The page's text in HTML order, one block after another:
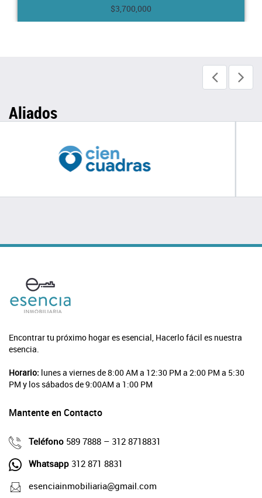
$3,700,000
Aliados
Encontrar tu próximo hogar es esencial, Hacerlo fácil es nuestra
esencia.
Horario: lunes a viernes de 8:00 AM a 12:30 PM a 2:00 PM a 5:30
PM y los sábados de 9:00AM a 1:00 PM
Mantente en Contacto
Teléfono 589 7888 – 312 8718831
Whatsapp 312 871 8831
esenciainmobiliaria@gmail.com